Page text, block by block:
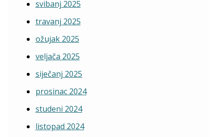
svibanj 2025
travanj 2025
ožujak 2025
veljača 2025
siječanj 2025
prosinac 2024
studeni 2024
listopad 2024